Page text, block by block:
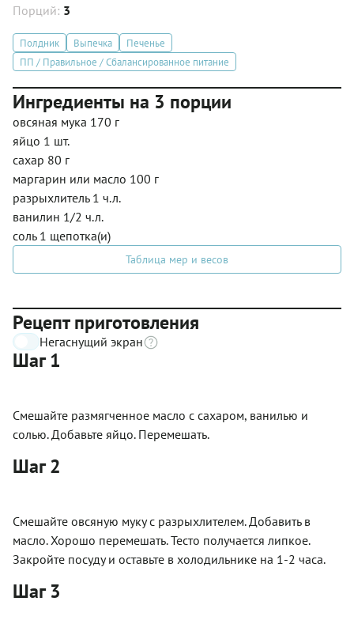
Порций: 3
Полдник Выпечка
Печенье
ПП / Правильное / Сбалансированное питание
Ингредиенты на 3 порции
овсяная мука 170 г
яйцо 1 шт.
сахар 80 г
маргарин или масло 100 г
разрыхлитель 1 ч.л.
ванилин 1/2 ч.л.
соль 1 щепотка(и)
Таблица мер и весов
Рецепт приготовления
Негаснущий экран
Шаг 1
Смешайте размягченное масло с сахаром, ванилью и
солью. Добавьте яйцо. Перемешать.
Шаг 2
Смешайте овсяную муку с разрыхлителем. Добавить в
масло. Хорошо перемешать. Тесто получается липкое.
Закройте посуду и оставьте в холодильнике на 1-2 часа.
Шаг 3